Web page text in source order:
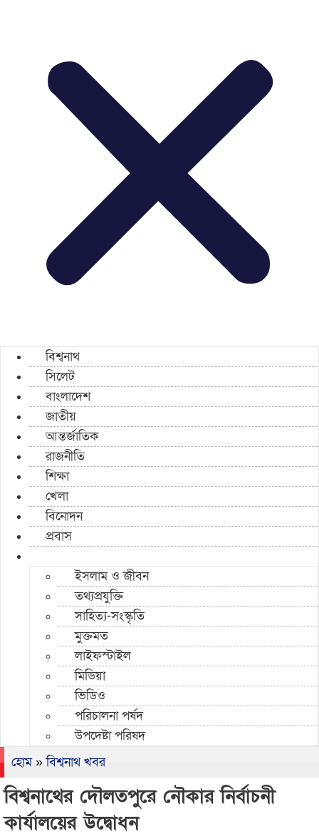
বিশ্বনাথ
সিলেট
বাংলাদেশ
জাতীয়
আন্তর্জাতিক
রাজনীতি
শিক্ষা
খেলা
বিনোদন
প্রবাস
ইসলাম ও জীবন
তথ্যপ্রযুক্তি
সাহিত্য-সংস্কৃতি
মুক্তমত
লাইফস্টাইল
মিডিয়া
ভিডিও
পরিচালনা পর্ষদ
উপদেষ্টা পরিষদ
হোম»বিশ্বনাথ খবর
বিশ্বনাথের দৌলতপুরে নৌকার নির্বাচনী
কার্যালয়ের উদ্বোধন